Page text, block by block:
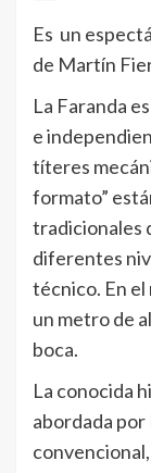
Es un
de Martín
La Faranda
e
títeres
formato”
tradicionales
diferentes
técnico. En el
un metro de
boca.
La conocida
abordada por